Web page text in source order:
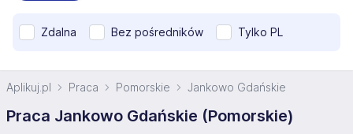
Zdalna Bez pośredników Tylko PL
Aplikuj.pl Praca Pomorskie Jankowo Gdańskie
Praca Jankowo Gdańskie (Pomorskie)